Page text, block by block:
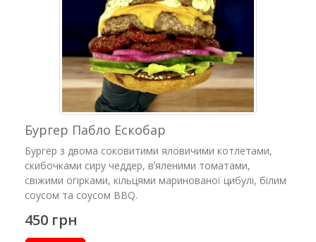
Бургер Пабло Ескобар
Бургер з двома соковитими яловичими котлетами,
скибочками сиру чеддер, вʼяленими томатами,
свіжими огірками, кільцями маринованої цибулі, білим
соусом та соусом BBQ.
450 грн